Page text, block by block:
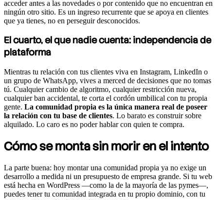
acceder antes a las novedades o por contenido que no encuentran en
ningún otro sitio. Es un ingreso recurrente que se apoya en clientes
que ya tienes, no en perseguir desconocidos.
El cuarto, el que nadie cuenta: independencia de
plataforma
Mientras tu relación con tus clientes viva en Instagram, LinkedIn o
un grupo de WhatsApp, vives a merced de decisiones que no tomas
tú. Cualquier cambio de algoritmo, cualquier restricción nueva,
cualquier ban accidental, te corta el cordón umbilical con tu propia
gente. La comunidad propia es la única manera real de poseer
la relación con tu base de clientes. Lo barato es construir sobre
alquilado. Lo caro es no poder hablar con quien te compra.
Cómo se monta sin morir en el intento
La parte buena: hoy montar una comunidad propia ya no exige un
desarrollo a medida ni un presupuesto de empresa grande. Si tu web
está hecha en WordPress —como la de la mayoría de las pymes—,
puedes tener tu comunidad integrada en tu propio dominio, con tu